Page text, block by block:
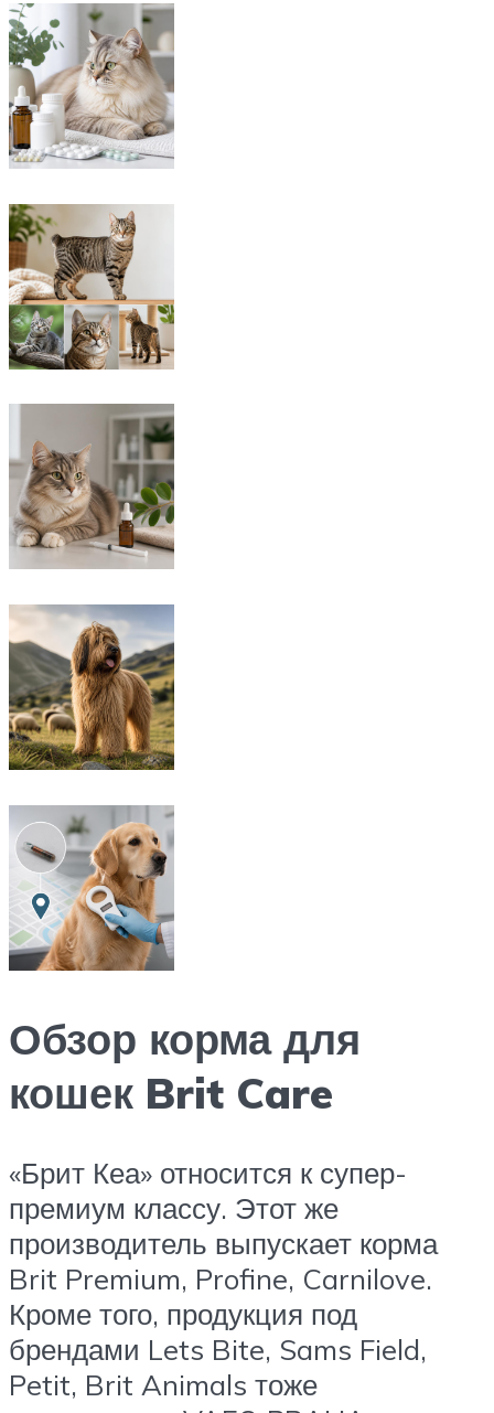
Обзор корма для
кошек Brit Care
«Брит Кеа» относится к супер-
премиум классу. Этот же
производитель выпускает корма
Brit Premium, Profine, Carnilove.
Кроме того, продукция под
брендами Lets Bite, Sams Field,
Petit, Brit Animals тоже